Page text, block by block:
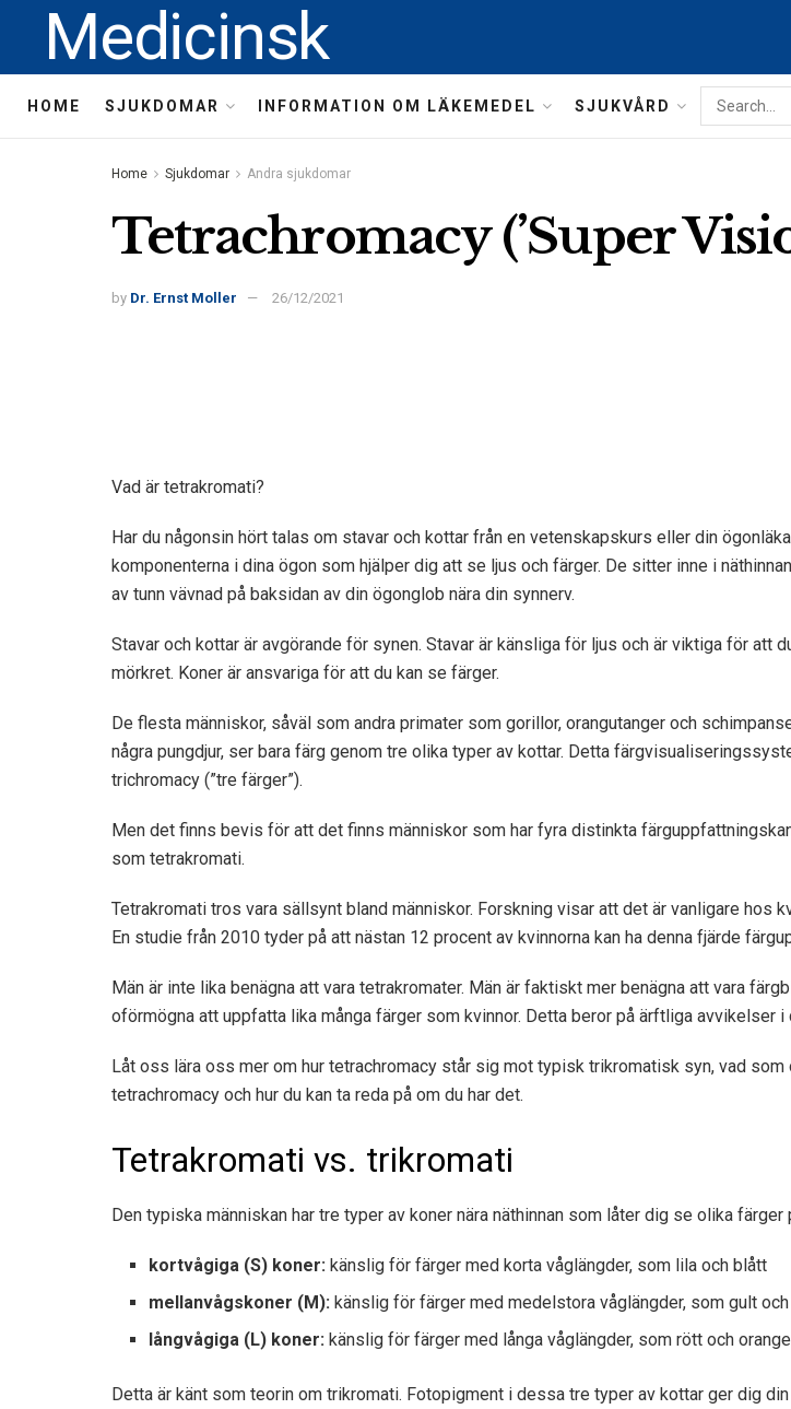
Medicinsk
HOME SJUKDOMAR INFORMATION OM LÄKEMEDEL SJUKVÅRD
Home Sjukdomar Andra sjukdomar
Tetrachromacy (’Super
by Dr. Ernst Moller 26/12/2021
Vad är tetrakromati?
Har du någonsin hört talas om stavar och kottar från en vetenskapskurs eller din
komponenterna i dina ögon som hjälper dig att se ljus och färger. De sitter inne i
av tunn vävnad på baksidan av din ögonglob nära din synnerv.
Stavar och kottar är avgörande för synen. Stavar är känsliga för ljus och är viktiga för att
mörkret. Koner är ansvariga för att du kan se färger.
De flesta människor, såväl som andra primater som gorillor, orangutanger och
några pungdjur, ser bara färg genom tre olika typer av kottar. Detta
trichromacy (”tre färger”).
Men det finns bevis för att det finns människor som har fyra distinkta
som tetrakromati.
Tetrakromati tros vara sällsynt bland människor. Forskning visar att det är vanligare hos
En studie från 2010 tyder på att nästan 12 procent av kvinnorna kan ha denna fjärde
Män är inte lika benägna att vara tetrakromater. Män är faktiskt mer benägna att vara
oförmögna att uppfatta lika många färger som kvinnor. Detta beror på ärftliga avvikelser i
Låt oss lära oss mer om hur tetrachromacy står sig mot typisk trikromatisk syn, vad som
tetrachromacy och hur du kan ta reda på om du har det.
Tetrakromati vs. trikromati
Den typiska människan har tre typer av koner nära näthinnan som låter dig se olika färger
kortvågiga (S) koner: känslig för färger med korta våglängder, som lila och blått
mellanvågskoner (M):känslig för färger med medelstora våglängder, som gult
långvågiga (L) koner: känslig för färger med långa våglängder, som rött och orange
Detta är känt som teorin om trikromati. Fotopigment i dessa tre typer av kottar ger dig